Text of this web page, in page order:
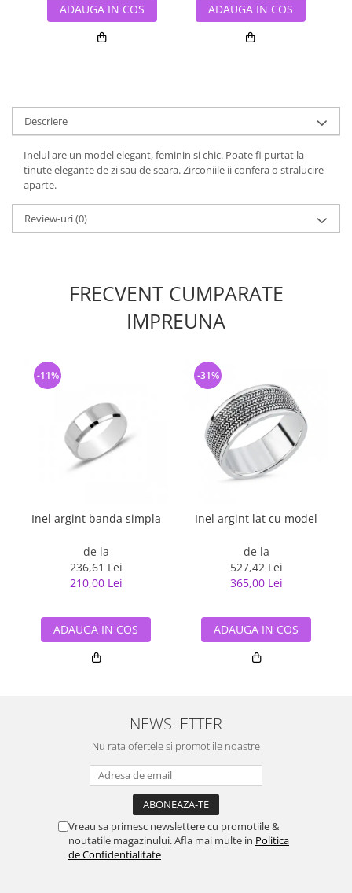
ADAUGA IN COS ADAUGA IN COS
Descriere
Inelul are un model elegant, feminin si chic. Poate fi purtat la
tinute elegante de zi sau de seara. Zirconiile ii confera o stralucire
aparte.
Review-uri(0)
FRECVENT CUMPARATE
IMPREUNA
Inel argint banda simpla
de la
236,61 Lei
210,00 Lei
-11%
ADAUGA IN COS
Inel argint lat cu model
de la
527,42 Lei
365,00 Lei
-31%
ADAUGA IN COS
NEWSLETTER
Nu rata ofertele si promotiile noastre
Vreau sa primesc newslettere cu promotiile &
noutatile magazinului. Afla mai multe in Politica
de Confidentialitate